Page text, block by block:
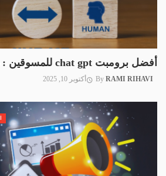
أفضل برومبت chat gpt للمسوقين : دليل شامل 2026
By RAMI RIHAVI أكتوبر 10, 2025